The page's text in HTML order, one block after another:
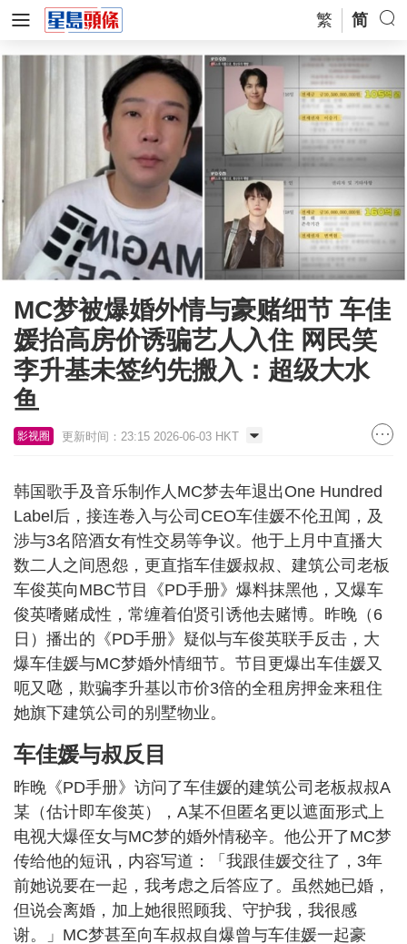
繁 简
MC梦被爆婚外情与豪赌细节 车佳
媛抬高房价诱骗艺人入住 网民笑
李升基未签约先搬入：超级大水
鱼
影视圈 更新时间：23:15 2026-06-03 HKT
韩国歌手及音乐制作人MC梦去年退出One Hundred
Label后，接连卷入与公司CEO车佳媛不伦丑闻，及
涉与3名陪酒女有性交易等争议。他于上月中直播大
数二人之间恩怨，更直指车佳媛叔叔、建筑公司老板
车俊英向MBC节目《PD手册》爆料抹黑他，又爆车
俊英嗜赌成性，常缠着伯贤引诱他去赌博。昨晚（6
日）播出的《PD手册》疑似与车俊英联手反击，大
爆车佳媛与MC梦婚外情细节。节目更爆出车佳媛又
呃又𠱁，欺骗李升基以市价3倍的全租房押金来租住
她旗下建筑公司的别墅物业。
车佳媛与叔反目
昨晚《PD手册》访问了车佳媛的建筑公司老板叔叔A
某（估计即车俊英），A某不但匿名更以遮面形式上
电视大爆侄女与MC梦的婚外情秘辛。他公开了MC梦
传给他的短讯，内容写道：「我跟佳媛交往了，3年
前她说要在一起，我考虑之后答应了。虽然她已婚，
但说会离婚，加上她很照顾我、守护我，我很感
谢。」MC梦甚至向车叔叔自爆曾与车佳媛一起豪